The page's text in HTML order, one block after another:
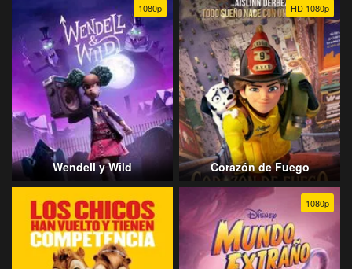
1080p
Wendell y Wild
HD 1080p
Corazón de Fuego
1080p